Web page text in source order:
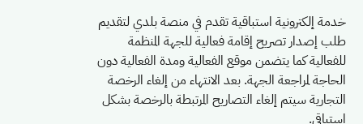
خدمة إلكترونية استباقية تقدم في منصة بلدي لتقديم
طلب إصدار تصريح إقامة فعالية للجهة المنظمة
للفعالية كما يتضمن موقع الفعالية ومدة الفعالية دون
الحاجة لمراجعة الجهة. بعد الانتهاء من إلغاء الرخصة
التجارية سيتم إلغاء التصاريح المرتبطة بالرخصة بشكل
استباقي.